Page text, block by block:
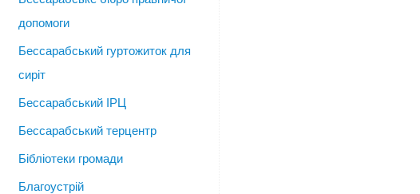
допомоги
Бессарабський гуртожиток для
сиріт
Бессарабський ІРЦ
Бессарабський терцентр
Бібліотеки громади
Благоустрій